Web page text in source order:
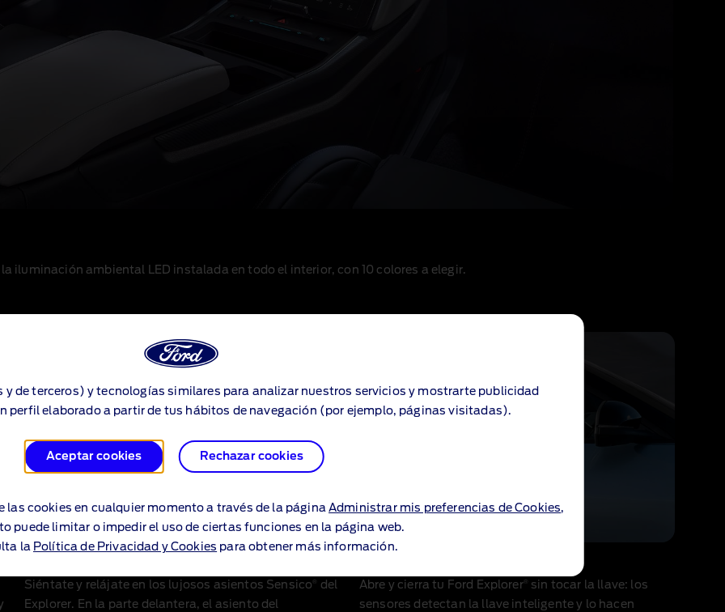
y de terceros) y tecnologías similares para analizar nuestros servicios y mostrarte publicidad
perfil elaborado a partir de tus hábitos de navegación (por ejemplo, páginas visitadas).
Aceptar cookies Rechazar cookies
las cookies en cualquier momento a través de la página Administrar mis preferencias de Cookies,
puede limitar o impedir el uso de ciertas funciones en la página web.
la Política de Privacidad y Cookies para obtener más información.
iluminación ambiental LED instalada en todo el interior, con 10 colores a elegir.
Comodidad premium
Siéntate y relájate en los lujosos asientos Sensico
del
Explorer. En la parte delantera, el asiento del
Apertura sin llave
Abre y cierra tu Ford Explorer®
sin tocar la llave: los
sensores detectan la llave inteligente y lo hacen